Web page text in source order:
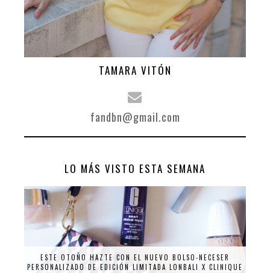
TAMARA VITÓN
fandbn@gmail.com
LO MÁS VISTO ESTA SEMANA
ESTE OTOÑO HAZTE CON EL NUEVO BOLSO-NECESER
PERSONALIZADO DE EDICIÓN LIMITADA LONBALI X CLINIQUE